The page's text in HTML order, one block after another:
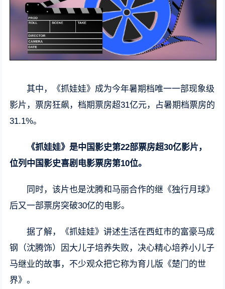
其中，《抓娃娃》成为今年暑期档唯一一部现象级
影片，票房狂飙，档期票房超31亿元，占暑期档票房的
31.1%。
《抓娃娃》是中国影史第22部票房超30亿影片，
位列中国影史喜剧电影票房第10位。
同时，该片也是沈腾和马丽合作的继《独行月球》
后又一部票房突破30亿的电影。
据了解，《抓娃娃》讲述生活在西虹市的富豪马成
钢（沈腾饰）因大儿子培养失败，决心精心培养小儿子
马继业的故事，不少观众把它称为育儿版《楚门的世
界》。